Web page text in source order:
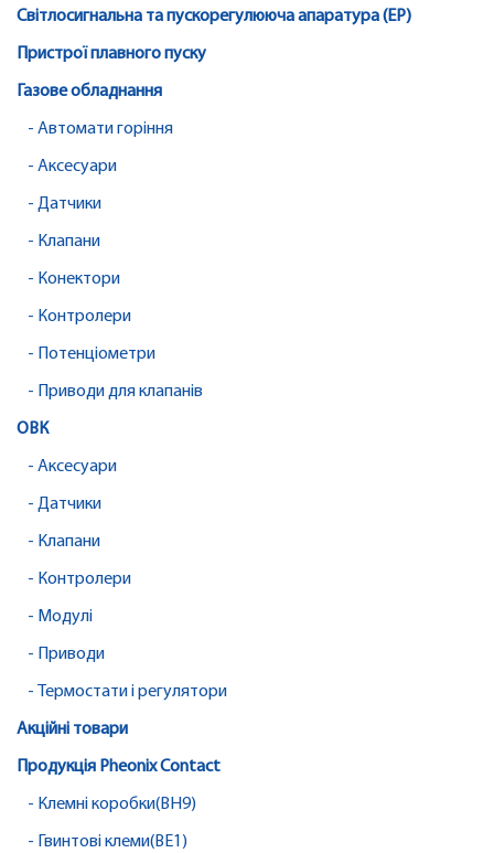
Світлосигнальна та пускорегулююча апаратура (EP)
Пристрої плавного пуску
Газове обладнання
- Автомати горіння
- Аксесуари
- Датчики
- Клапани
- Конектори
- Контролери
- Потенціометри
- Приводи для клапанів
ОВК
- Аксесуари
- Датчики
- Клапани
- Контролери
- Модулі
- Приводи
- Термостати і регулятори
Акційні товари
Продукція Pheonix Contact
- Клемні коробки(BH9)
- Гвинтові клеми(BE1)